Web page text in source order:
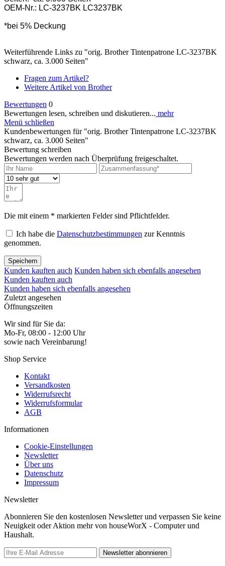
OEM-Nr.: LC-3237BK LC3237BK
*bei 5% Deckung
Weiterführende Links zu "orig. Brother Tintenpatrone LC-3237BK
schwarz, ca. 3.000 Seiten"
Fragen zum Artikel?
Weitere Artikel von Brother
Bewertungen 0
Bewertungen lesen, schreiben und diskutieren... mehr
Menü schließen
Kundenbewertungen für "orig. Brother Tintenpatrone LC-3237BK
schwarz, ca. 3.000 Seiten"
Bewertung schreiben
Bewertungen werden nach Überprüfung freigeschaltet.
Die mit einem * markierten Felder sind Pflichtfelder.
Ich habe die Datenschutzbestimmungen zur Kenntnis
genommen.
Speichern
Kunden kauften auch Kunden haben sich ebenfalls angesehen
Kunden kauften auch
Kunden haben sich ebenfalls angesehen
Zuletzt angesehen
Öffnungszeiten
Wir sind für Sie da:
Mo-Fr, 08:00 - 12:00 Uhr
sowie nach Vereinbarung!
Shop Service
Kontakt
Versandkosten
Widerrufsrecht
Widerrufsformular
AGB
Informationen
Cookie-Einstellungen
Newsletter
Über uns
Datenschutz
Impressum
Newsletter
Abonnieren Sie den kostenlosen Newsletter und verpassen Sie keine
Neuigkeit oder Aktion mehr von houseWorX - Computer und
Haushalt.
Newsletter abonnieren